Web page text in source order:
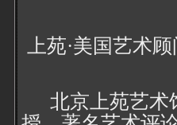
上苑·美国艺术
北京上苑艺术